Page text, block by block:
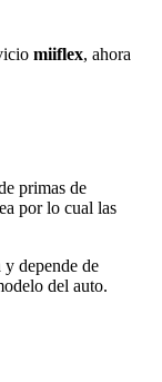
miiflex, ahora
primas de
por lo cual las
depende de
del auto.